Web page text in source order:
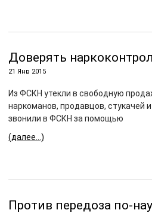
Доверять
21 Янв 2015
Из ФСКН утекли в свободную
наркоманов, продавцов, стукачей
звонили в ФСКН за помощью
(далее…)
Против передоза по-